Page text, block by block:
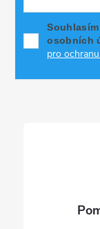
osobních
pro